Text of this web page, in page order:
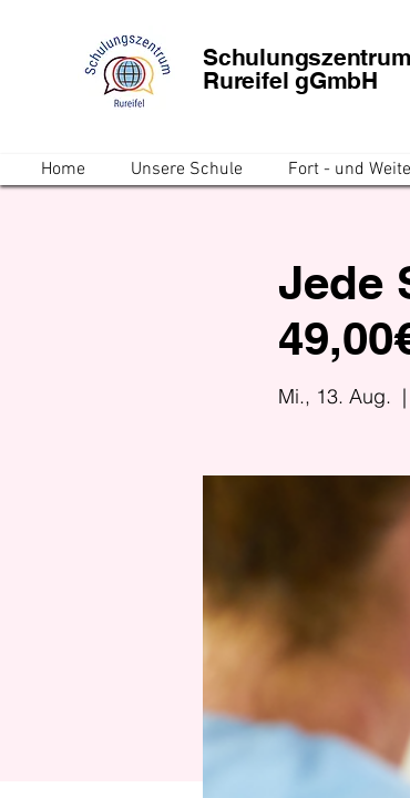
Schulungszentrum
Rureifel gGmbH
Home Unsere Schule Fort - und
Jede
Mi., 13. Aug.
  |